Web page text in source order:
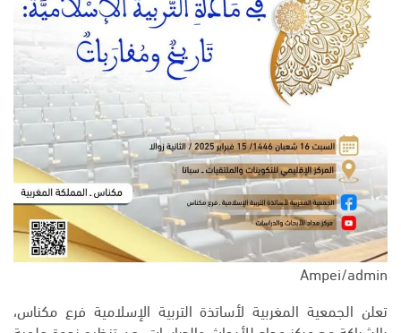
Ampei/admin
تعلن الجمعية المغربية لأساتذة التربية الإسلامية فرع مكناس،